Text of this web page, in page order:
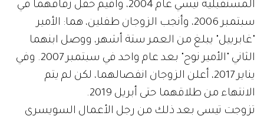
المستقبلية تيسي عام 2004، وأقيم حفل زفافهما في
سبتمبر 2006، وأنجب الزوجان طفلين، هما: الأمير
"غابرييل" يبلغ من العمر ستة أشهر، ووصل ابنهما
الثاني "الأمير نوح" بعد عام واحد في سبتمبر 2007. وفي
يناير 2017، أعلن الزوجان انفصالهما، لكن لم يتم
الانتهاء من طلاقهما حتى أبريل 2019.
تزوجت تيسي بعد ذلك من رجل الأعمال السويسري